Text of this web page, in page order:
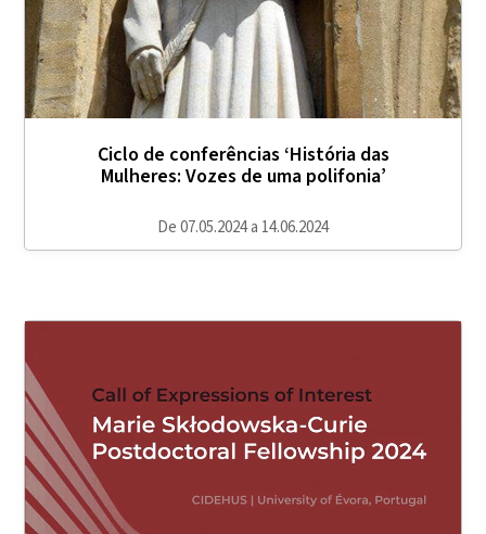
Ciclo de conferências ‘História das
Mulheres: Vozes de uma polifonia’
De 07.05.2024 a 14.06.2024